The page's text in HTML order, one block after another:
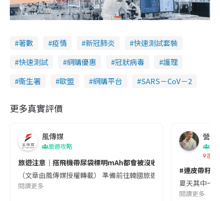
著數 疫情 新冠肺炎
快速測試套裝
快速測試
網購優惠 冠狀病毒
護理
衞生署
歐盟 網購平台 SARS－CoV－2
更多真實評價
風傳媒
旅遊攻略
旅遊注意｜搭飛機帶尿袋標明mAh都會被沒收😱出發前切記檢查
（文章由風傳媒授權轉載） 準備前往韓國旅遊的民眾，近期要
閱讀更多
營養
香港
#連皮帶籽
夏天其中一
閱讀更多